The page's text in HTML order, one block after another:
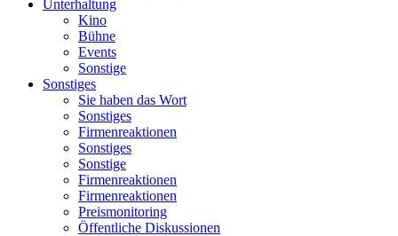
Unterhaltung
Kino
Bühne
Events
Sonstige
Sonstiges
Sie haben das Wort
Sonstiges
Firmenreaktionen
Sonstiges
Sonstige
Firmenreaktionen
Firmenreaktionen
Preismonitoring
Öffentliche Diskussionen